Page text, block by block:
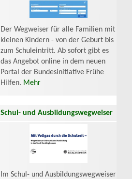
Der Wegweiser für alle Familien mit
kleinen Kindern - von der Geburt bis
zum Schuleintritt. Ab sofort gibt es
das Angebot online in dem neuen
Portal der Bundesinitiative Frühe
Hilfen. Mehr
Schul- und Ausbildungswegweiser
Im Schul- und Ausbildungswegweiser